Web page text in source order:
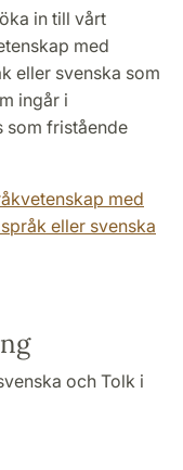
in till vårt
med
eller svenska som
ingår i
som fristående
med
eller svenska
och Tolk i